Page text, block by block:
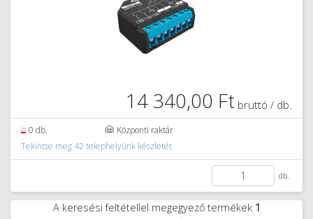
14 340,00 Ft bruttó / db.
0 db.
Központi raktár
Tekintse meg 42 telephelyünk készletét
db.
A keresési feltétellel megegyező termékek 1